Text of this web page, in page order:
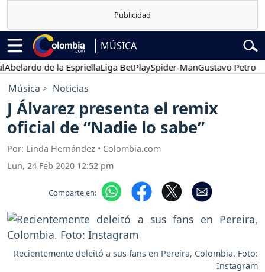
MÚSICA
de la EspriellaLiga BetPlaySpider-ManGustavo Petro
Música Noticias
J Álvarez presenta el remix
oficial de “Nadie lo sabe”
Por: Linda Hernández • Colombia.com
Lun, 24 Feb 2020 12:52 pm
Comparte en:
Recientemente deleitó a sus fans en Pereira, Colombia. Foto:
Instagram